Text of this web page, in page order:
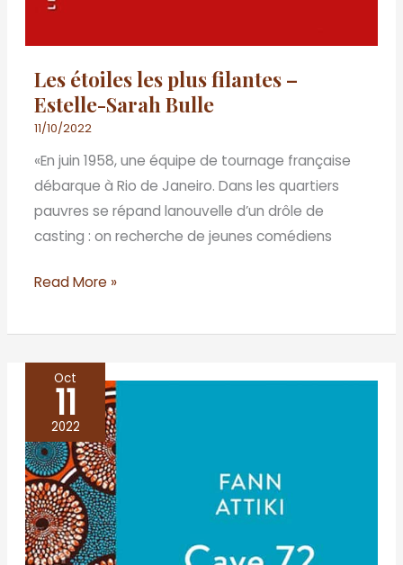
Les étoiles les plus filantes –
Estelle-Sarah Bulle
11/10/2022
«En juin 1958, une équipe de tournage française
débarque à Rio de Janeiro. Dans les quartiers
pauvres se répand lanouvelle d’un drôle de
casting : on recherche de jeunes comédiens
Read More »
Oct
11
2022
–
Fann
Attiki